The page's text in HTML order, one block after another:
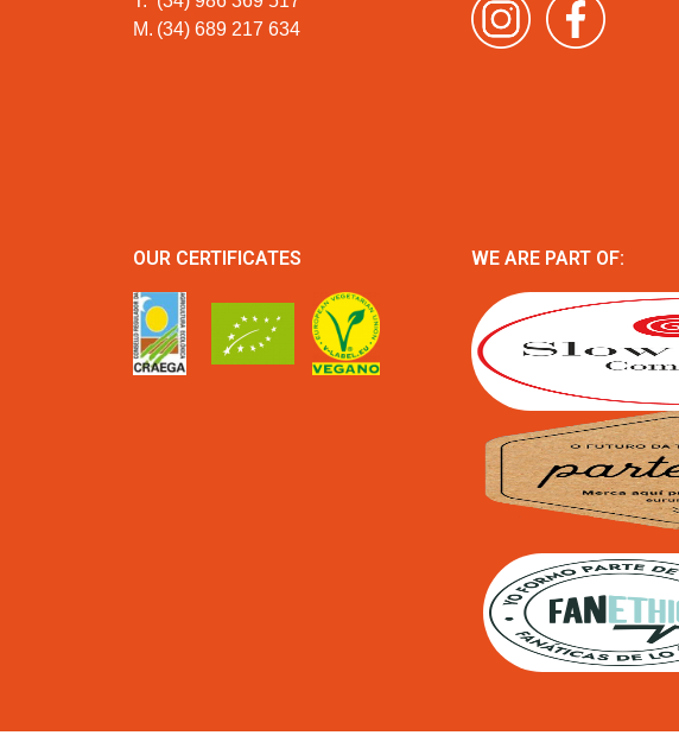
M. (34) 689 217 634
OUR CERTIFICATES WE ARE PART OF: